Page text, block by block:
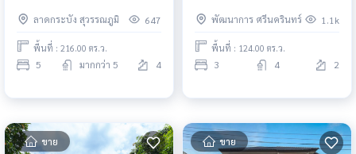
Srinakarin - Suanluang /
Detached House 5 Bedrooms
(FOR SALE) FAS044
ลาดกระบัง สุวรรณภูมิ 647
พื้นที่ : 216.00 ตร.ว.
5 มากกว่า 5 4
Detached House 3 Bedrooms
(FOR SALE) PALM696
พัฒนาการ ศรีนครินทร์ 1.1k
พื้นที่ : 124.00 ตร.ว.
3 4 2
ขาย ขาย